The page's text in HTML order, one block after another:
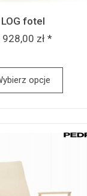
LOG fotel
zł *
opcje